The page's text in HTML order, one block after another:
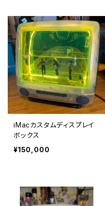
iMacカスタムディスプレイ
ボックス
¥150,000